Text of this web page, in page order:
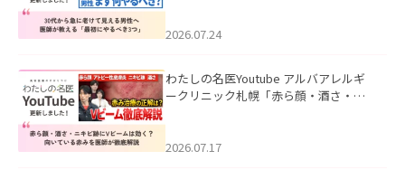
た。
2026.07.24
わたしの名医Youtube アルバアレルギ
ークリニック札幌「赤ら顔・酒さ・ニ
した。
2026.07.17